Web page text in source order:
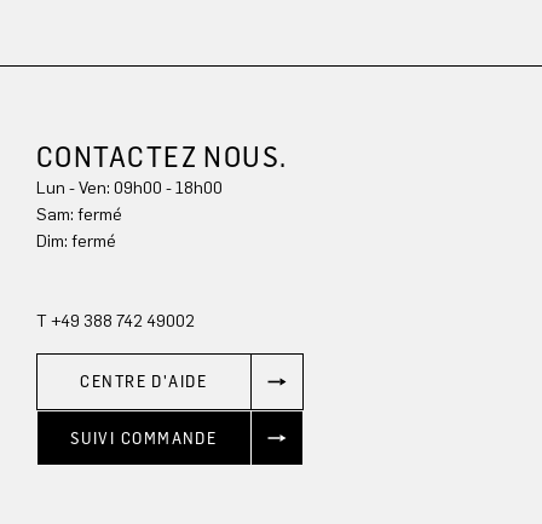
CONTACTEZ NOUS.
Lun - Ven: 09h00 - 18h00
Sam: fermé
Dim: fermé
T +49 388 742 49002
CENTRE D'AIDE
SUIVI COMMANDE